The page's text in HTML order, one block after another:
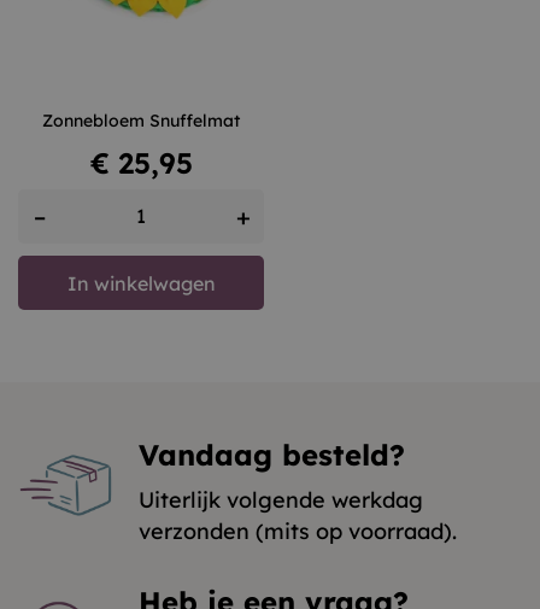
Zonnebloem Snuffelmat
Prijs
€ 25,95
– +
In winkelwagen
Vandaag besteld?
Uiterlijk volgende werkdag
verzonden (mits op voorraad).